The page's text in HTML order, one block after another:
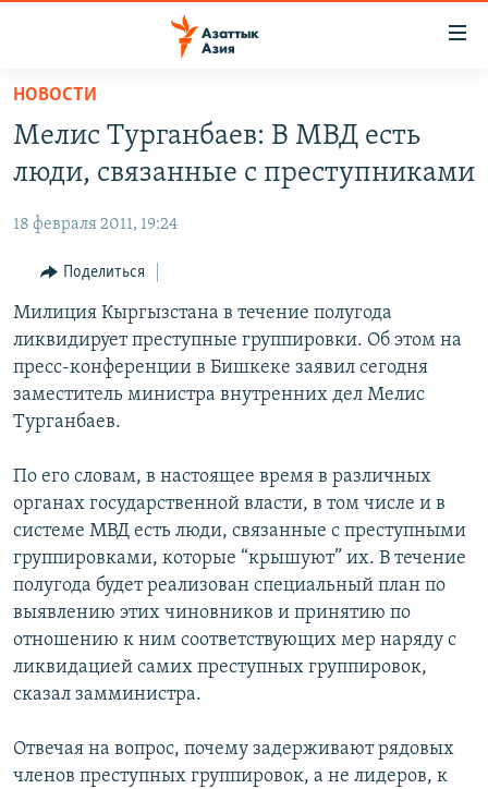
Вернуться
основному
содержанию
навигации
Вернутся
поиску
УЗБЕКИСТАН
ТАДЖИКИСТАН
НА ДРУГИХ ЯЗЫКАХ
ҚАЗАҚША
КЫРГЫЗЧА
ЎЗБЕКЧА
ТОҶИКӢ
TÜRKMENÇE
Все сайты РСЕ/РС
НОВОСТИ
Мелис Турганбаев: В МВД есть
люди, связанные с преступниками
18 февраля 2011, 19:24
Поделиться
Милиция Кыргызстана в течение полугода
ликвидирует преступные группировки. Об этом на
пресс-конференции в Бишкеке заявил сегодня
заместитель министра внутренних дел Мелис
Турганбаев.
По его словам, в настоящее время в различных
органах государственной власти, в том числе и в
системе МВД есть люди, связанные с преступными
группировками, которые “крышуют” их. В течение
полугода будет реализован специальный план по
выявлению этих чиновников и принятию по
отношению к ним соответствующих мер наряду с
ликвидацией самих преступных группировок,
сказал замминистра.
Отвечая на вопрос, почему задерживают рядовых
членов преступных группировок, а не лидеров, к